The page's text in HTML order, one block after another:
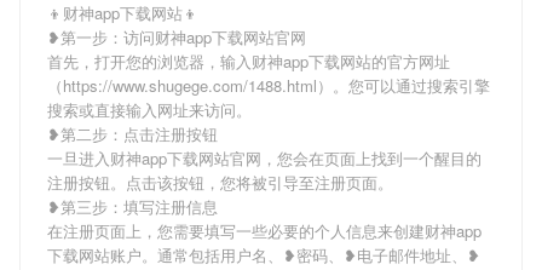
👦财神app下载网站👦
❥第一步：访问财神app下载网站官网
首先，打开您的浏览器，输入财神app下载网站的官方网址
（https://www.shugege.com/1488.html）。您可以通过搜索引擎
搜索或直接输入网址来访问。
❥第二步：点击注册按钮
一旦进入财神app下载网站官网，您会在页面上找到一个醒目的
注册按钮。点击该按钮，您将被引导至注册页面。
❥第三步：填写注册信息
在注册页面上，您需要填写一些必要的个人信息来创建财神app
下载网站账户。通常包括用户名、❥密码、❥电子邮件地址、❥